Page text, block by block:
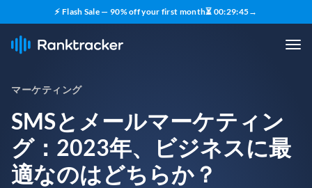
⚡ Flash Sale — 90% off your first month⏳ 00:29:43→
マーケティング
SMSとメールマーケティン
グ：2023年、ビジネスに最
適なのはどちらか？